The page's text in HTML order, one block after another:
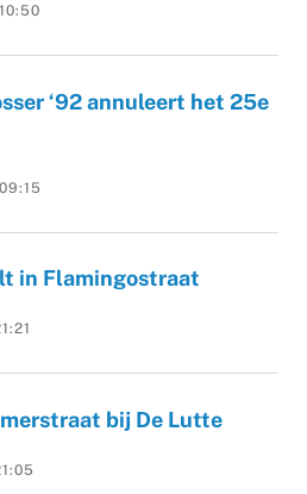
‘92 annuleert het 25e
in Flamingostraat
bij De Lutte